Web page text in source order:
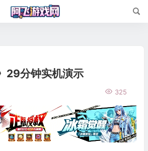
29分钟实机演示
325